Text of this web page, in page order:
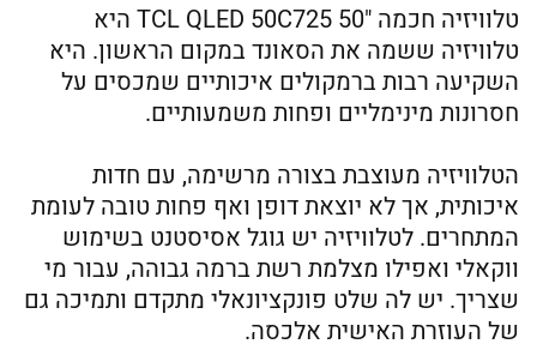
טלוויזיה חכמה "50 TCL QLED 50C725 היא
טלוויזיה ששמה את הסאונד במקום הראשון. היא
השקיעה רבות ברמקולים איכותיים שמכסים על
חסרונות מינימליים ופחות משמעותיים.
הטלוויזיה מעוצבת בצורה מרשימה, עם חדות
איכותית, אך לא יוצאת דופן ואף פחות טובה לעומת
המתחרים. לטלוויזיה יש גוגל אסיסטנט בשימוש
ווקאלי ואפילו מצלמת רשת ברמה גבוהה, עבור מי
שצריך. יש לה שלט פונקציונאלי מתקדם ותמיכה גם
של העוזרת האישית אלכסה.